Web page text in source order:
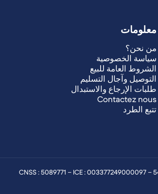
معلومات
من نحن؟
سياسة الخصوصية
الشروط العامة للبيع
التوصيل وآجال التسليم
طلبات الإرجاع والاستبدال
Contactez nous
تتبع الطرد